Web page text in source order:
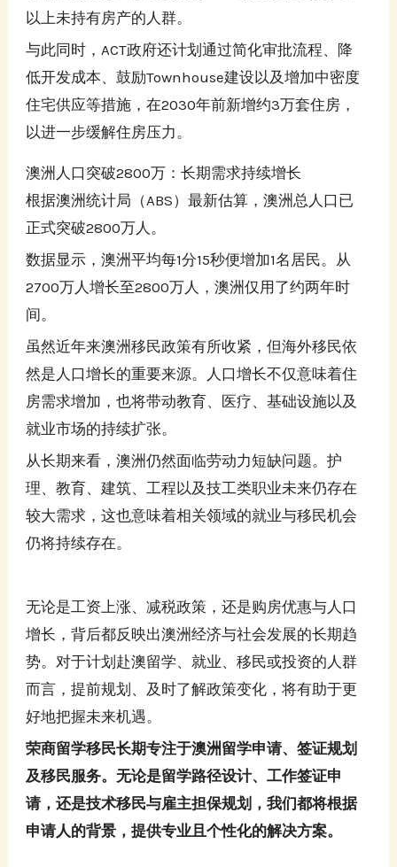
以上未持有房产的人群。
与此同时，ACT政府还计划通过简化审批流程、降
低开发成本、鼓励Townhouse建设以及增加中密度
住宅供应等措施，在2030年前新增约3万套住房，
以进一步缓解住房压力。
澳洲人口突破2800万：长期需求持续增长
根据澳洲统计局（ABS）最新估算，澳洲总人口已
正式突破2800万人。
数据显示，澳洲平均每1分15秒便增加1名居民。从
2700万人增长至2800万人，澳洲仅用了约两年时
间。
虽然近年来澳洲移民政策有所收紧，但海外移民依
然是人口增长的重要来源。人口增长不仅意味着住
房需求增加，也将带动教育、医疗、基础设施以及
就业市场的持续扩张。
从长期来看，澳洲仍然面临劳动力短缺问题。护
理、教育、建筑、工程以及技工类职业未来仍存在
较大需求，这也意味着相关领域的就业与移民机会
仍将持续存在。
无论是工资上涨、减税政策，还是购房优惠与人口
增长，背后都反映出澳洲经济与社会发展的长期趋
势。对于计划赴澳留学、就业、移民或投资的人群
而言，提前规划、及时了解政策变化，将有助于更
好地把握未来机遇。
荣商留学移民长期专注于澳洲留学申请、签证规划
及移民服务。无论是留学路径设计、工作签证申
请，还是技术移民与雇主担保规划，我们都将根据
申请人的背景，提供专业且个性化的解决方案。